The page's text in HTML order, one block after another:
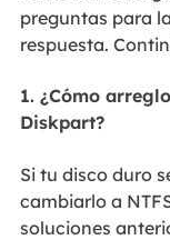
preguntas para
respuesta.
1. ¿Cómo
Diskpart?
Si tu disco duro
cambiarlo a
soluciones